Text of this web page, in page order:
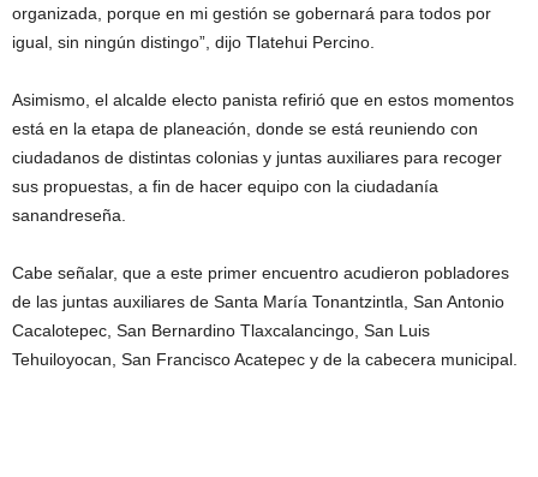
organizada, porque en mi gestión se gobernará para todos por
igual, sin ningún distingo”, dijo Tlatehui Percino.
Asimismo, el alcalde electo panista refirió que en estos momentos
está en la etapa de planeación, donde se está reuniendo con
ciudadanos de distintas colonias y juntas auxiliares para recoger
sus propuestas, a fin de hacer equipo con la ciudadanía
sanandreseña.
Cabe señalar, que a este primer encuentro acudieron pobladores
de las juntas auxiliares de Santa María Tonantzintla, San Antonio
Cacalotepec, San Bernardino Tlaxcalancingo, San Luis
Tehuiloyocan, San Francisco Acatepec y de la cabecera municipal.